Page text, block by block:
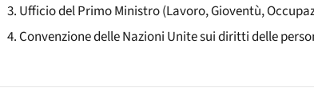
Ufficio del Primo Ministro (Lavoro, Gioventù,
Convenzione delle Nazioni Unite sui diritti delle